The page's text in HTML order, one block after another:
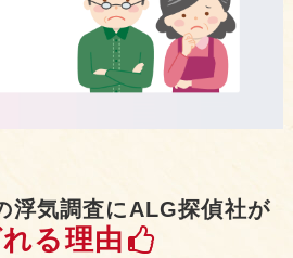
浮気調査にALG探偵社が
る理由